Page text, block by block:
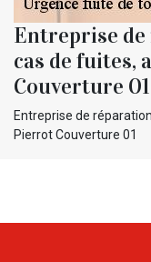
Entreprise
cas de fuites,
Couverture 01
Entreprise de
Pierrot Couverture 01